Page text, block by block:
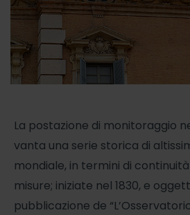
La postazione di monitoraggio
vanta una serie storica di
mondiale, in termini di
misure; iniziate nel 1830, e
pubblicazione de